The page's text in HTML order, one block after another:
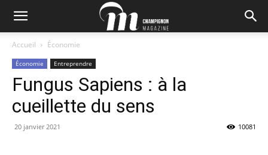
Accueil Économie
Économie Entreprendre
Fungus Sapiens : à la
cueillette du sens
20 janvier 2021 10081